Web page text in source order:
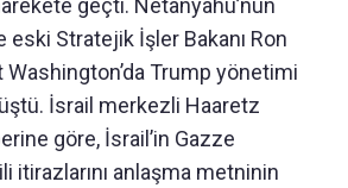
geçti. Netanyahu’nun
eski Stratejik İşler Bakanı Ron
Washington’da Trump yönetimi
İsrail merkezli Haaretz
göre, İsrail’in Gazze
itirazlarını anlaşma metninin